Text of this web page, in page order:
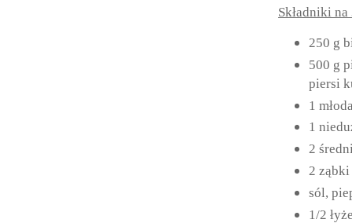
Składniki
250 g
500 g
piersi
1
1
2
2
sól,
1/2